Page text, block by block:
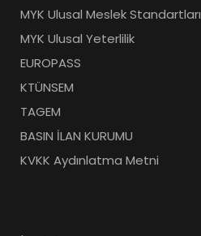
MYK Ulusal Meslek Standartları
MYK Ulusal Yeterlilik
EUROPASS
KTÜNSEM
TAGEM
BASIN İLAN KURUMU
KVKK Aydınlatma Metni